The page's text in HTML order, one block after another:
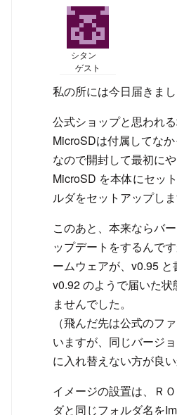
シタン
ゲスト
私の所には今日届きまし
公式ショップと思われ
MicroSDは付属してなか
なので開封して最初に
MicroSD を本体にセッ
ルダをセットアップしま
このあと、本来ならバ
ップデートをするんです
ームウェアが、v0.95
v0.92 のようで届いた
ませんでした。
（飛んだ先は公式のフ
いますが、同じバージ
に入れ替えない方が良
イメージの設置は、Ｒ
ダと同じフォルダ名を